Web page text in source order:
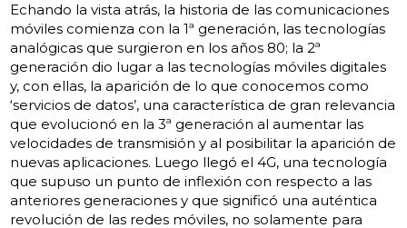
Echando la vista atrás, la historia de las comunicaciones
móviles comienza con la 1ª generación, las tecnologías
analógicas que surgieron en los años 80; la 2ª
generación dio lugar a las tecnologías móviles digitales
y, con ellas, la aparición de lo que conocemos como
‘servicios de datos’, una característica de gran relevancia
que evolucionó en la 3ª generación al aumentar las
velocidades de transmisión y al posibilitar la aparición de
nuevas aplicaciones. Luego llegó el 4G, una tecnología
que supuso un punto de inflexión con respecto a las
anteriores generaciones y que significó una auténtica
revolución de las redes móviles, no solamente para